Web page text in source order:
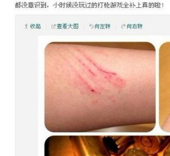
脱口秀
杂七杂八
美剧英剧
电影档期
推荐电影